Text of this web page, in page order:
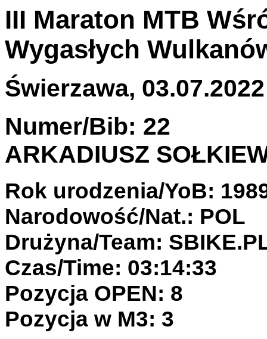
III Maraton MTB
Wygasłych
Świerzawa,
Numer/Bib: 22
ARKADIUSZ
Rok urodzenia/YoB:
Narodowość/Nat.: POL
Drużyna/Team:
Czas/Time: 03:14:33
Pozycja OPEN: 8
Pozycja w M3: 3